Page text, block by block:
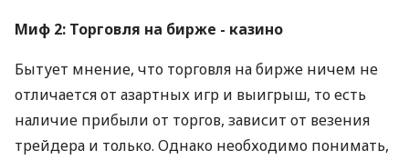
Миф 2: Торговля на бирже - казино
Бытует мнение, что торговля на бирже ничем не
отличается от азартных игр и выигрыш, то есть
наличие прибыли от торгов, зависит от везения
трейдера и только. Однако необходимо понимать,